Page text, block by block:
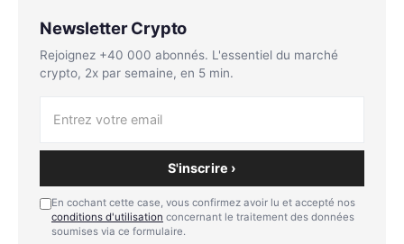
Newsletter Crypto
Rejoignez +40 000 abonnés. L'essentiel du marché
crypto, 2x par semaine, en 5 min.
S'inscrire ›
En cochant cette case, vous confirmez avoir lu et accepté nos
conditions d'utilisation concernant le traitement des données
soumises via ce formulaire.